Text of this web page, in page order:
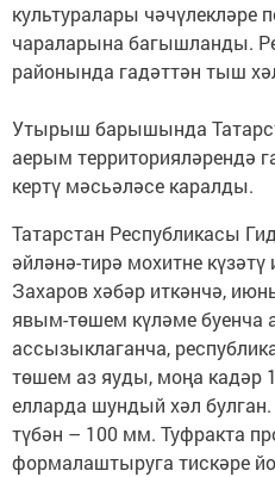
культуралары чәчүлекләре
чараларына багышланды.
районында гадәттән тыш
Утырыш барышында
аерым территорияләрендә
кертү мәсьәләсе каралды.
Татарстан Республикасы
әйләнә-тирә мохитне
Захаров хәбәр иткәнчә,
явым-төшем күләме буенча
ассызыклаганча,
төшем аз яуды, моңа кадәр
елларда шундый хәл
түбән – 100 мм. Туфракта
формалаштыруга тискәре